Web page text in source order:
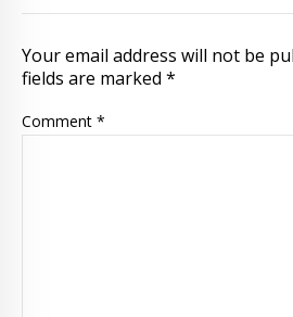
Your email address will not be
fields are marked *
Comment *